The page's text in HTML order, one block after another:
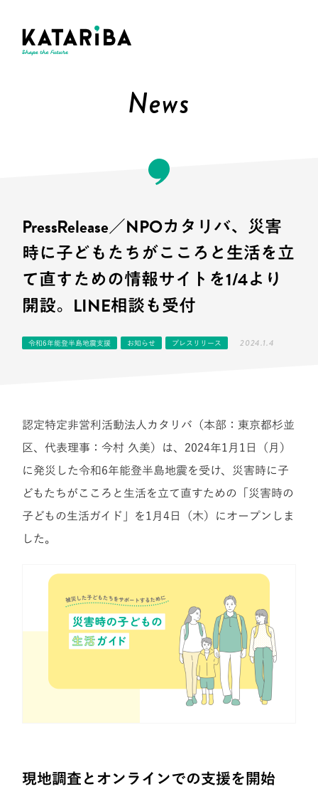
News
PressRelease／NPOカタリバ、災害
時に子どもたちがこころと生活を立
て直すための情報サイトを1/4より
開設。LINE相談も受付
令和6年能登半島地震支援 お知らせ プレスリリース 2024.1.4
認定特定非営利活動法人カタリバ（本部：東京都杉並
区、代表理事：今村 久美）は、2024年1月1日（月）
に発災した令和6年能登半島地震を受け、災害時に子
どもたちがこころと生活を立て直すための「災害時の
子どもの生活ガイド」を1月4日（木）にオープンしま
した。
現地調査とオンラインでの支援を開始